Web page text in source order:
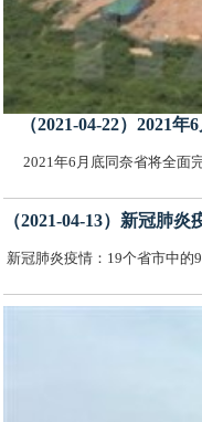
（2021-04-22）2021
2021年6月底同奈省将全面
（2021-04-13）新冠肺
新冠肺炎疫情：19个省市中的